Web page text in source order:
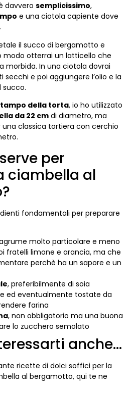
davvero semplicissimo,
e una ciotola capiente dove
il succo di bergamotto e
modo otterrai un latticello che
morbida. In una ciotola dovrai
e poi aggiungere l’olio e la
succo.
della torta, io ho utilizzato
da 22 cmdi diametro, ma
classica tortiera con cerchio
per
ciambella al
fondamentali per preparare
molto particolare e meno
fratelli limone e arancia, ma che
perchè ha un sapore e un
, preferibilmente di soia
ed eventualmente tostate da
farina
, non obbligatorio ma una buona
lo zucchero semolato
anche…
ricette di dolci soffici per la
al bergamotto, qui te ne